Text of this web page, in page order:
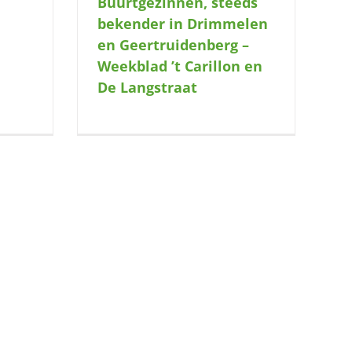
bekender in Drimmelen
en Geertruidenberg –
Weekblad ’t Carillon en
De Langstraat